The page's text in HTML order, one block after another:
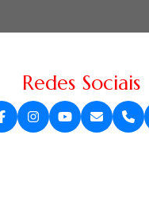
Redes Sociais